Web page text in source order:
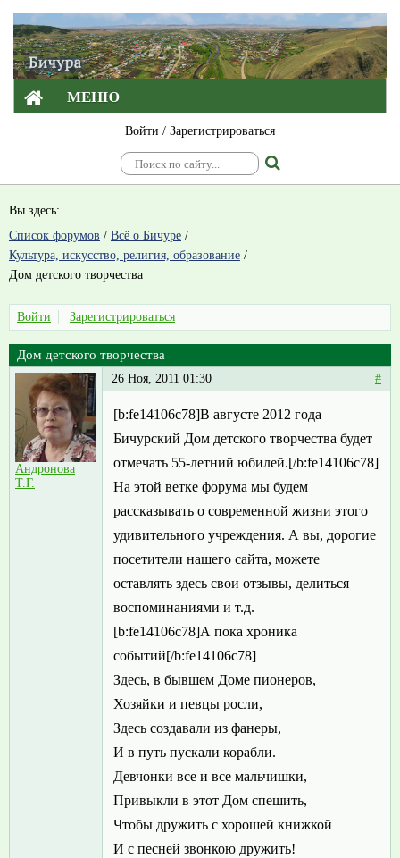
МЕНЮ
Войти / Зарегистрироваться
Вы здесь:
Список форумов / Всё о Бичуре /
Культура, искусство, религия, образование /
Дом детского творчества
Войти Зарегистрироваться
Дом детского творчества
Андронова
Т.Г.
26 Ноя, 2011 01:30 #
[b:fe14106c78]В августе 2012 года
Бичурский Дом детского творчества будет
отмечать 55-летний юбилей.[/b:fe14106c78]
На этой ветке форума мы будем
рассказывать о современной жизни этого
удивительного учреждения. А вы, дорогие
посетители нашего сайта, можете
оставлять здесь свои отзывы, делиться
воспоминаниями и т.д.
[b:fe14106c78]А пока хроника
событий[/b:fe14106c78]
Здесь, в бывшем Доме пионеров,
Хозяйки и певцы росли,
Здесь создавали из фанеры,
И в путь пускали корабли.
Девчонки все и все мальчишки,
Привыкли в этот Дом спешить,
Чтобы дружить с хорошей книжкой
И с песней звонкою дружить!